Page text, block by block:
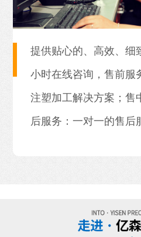
提供贴心的、高效、细
小时在线咨询，售前服
注塑加工解决方案；售
后服务：一对一的售后